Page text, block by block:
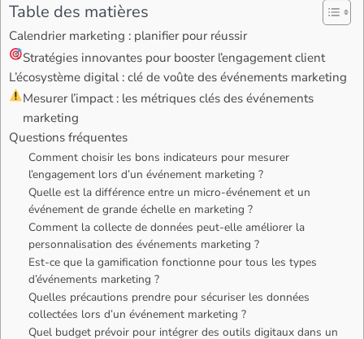
Table des matières
Calendrier marketing : planifier pour réussir
Stratégies innovantes pour booster l’engagement client
L’écosystème digital : clé de voûte des événements marketing
Mesurer l’impact : les métriques clés des événements
marketing
Questions fréquentes
Comment choisir les bons indicateurs pour mesurer
l’engagement lors d’un événement marketing ?
Quelle est la différence entre un micro-événement et un
événement de grande échelle en marketing ?
Comment la collecte de données peut-elle améliorer la
personnalisation des événements marketing ?
Est-ce que la gamification fonctionne pour tous les types
d’événements marketing ?
Quelles précautions prendre pour sécuriser les données
collectées lors d’un événement marketing ?
Quel budget prévoir pour intégrer des outils digitaux dans un